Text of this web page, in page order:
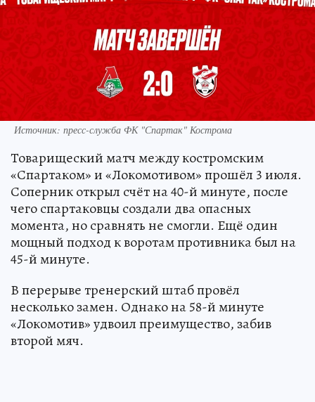
Источник: пресс-служба ФК "Спартак" Кострома
Товарищеский матч между костромским
«Спартаком» и «Локомотивом» прошёл 3 июля.
Соперник открыл счёт на 40-й минуте, после
чего спартаковцы создали два опасных
момента, но сравнять не смогли. Ещё один
мощный подход к воротам противника был на
45-й минуте.
В перерыве тренерский штаб провёл
несколько замен. Однако на 58-й минуте
«Локомотив» удвоил преимущество, забив
второй мяч.